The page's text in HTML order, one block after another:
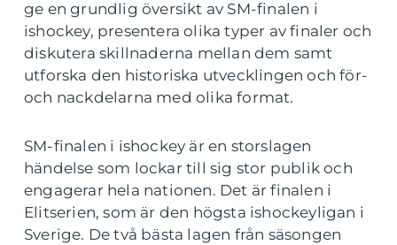
ge en grundlig översikt av SM-finalen i
ishockey, presentera olika typer av finaler och
diskutera skillnaderna mellan dem samt
utforska den historiska utvecklingen och för-
och nackdelarna med olika format.
SM-finalen i ishockey är en storslagen
händelse som lockar till sig stor publik och
engagerar hela nationen. Det är finalen i
Elitserien, som är den högsta ishockeyligan i
Sverige. De två bästa lagen från säsongen